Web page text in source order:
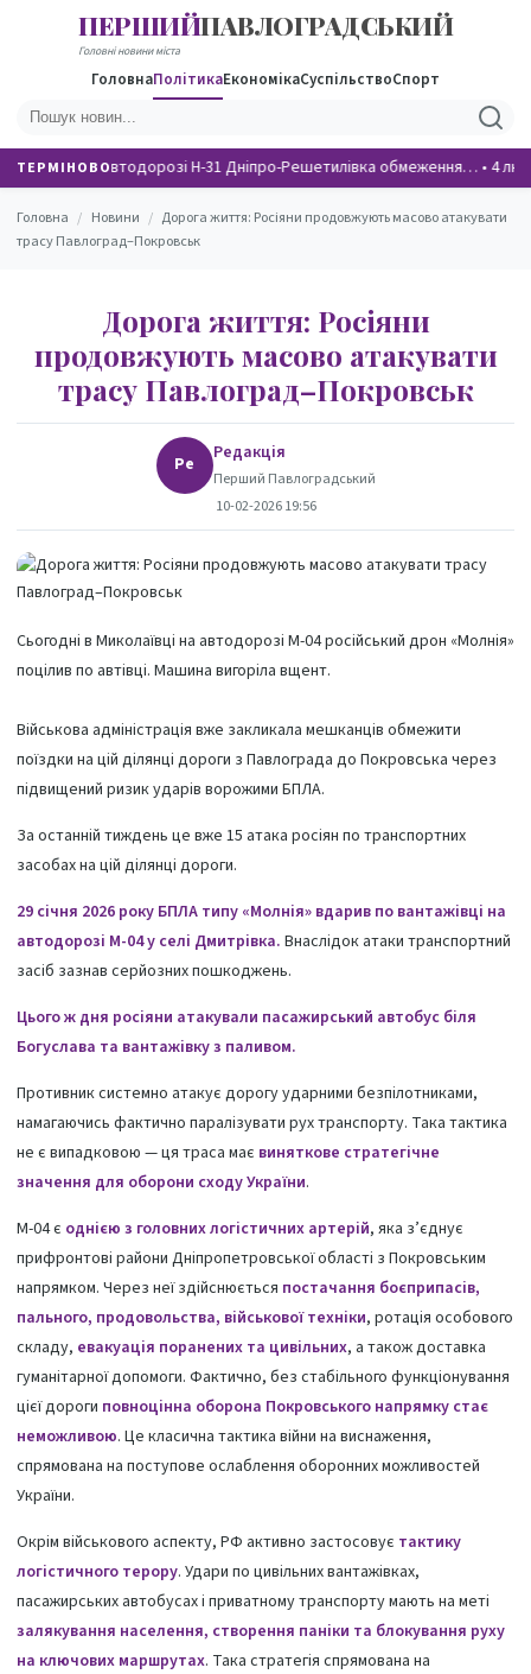
ПЕРШИЙПАВЛОГРАДСЬКИЙ
Головні новини міста
ГоловнаПолітикаЕкономікаСуспільствоСпорт
ТЕРМІНОВОНа автодорозі Н-31 Дніпро-Решетилівка обмеження… •4
Головна / Новини / Дорога життя: Росіяни продовжують масово атакувати
трасу Павлоград–Покровськ
Дорога життя: Росіяни
продовжують масово атакувати
трасу Павлоград–Покровськ
Ре Редакція
Перший Павлоградський
10-02-2026 19:56
Сьогодні в Миколаївці на автодорозі М-04 російський дрон «Молнія»
поцілив по автівці. Машина вигоріла вщент.
Військова адміністрація вже закликала мешканців обмежити
поїздки на цій ділянці дороги з Павлограда до Покровська через
підвищений ризик ударів ворожими БПЛА.
За останній тиждень це вже 15 атака росіян по транспортних
засобах на цій ділянці дороги.
29 січня 2026 року БПЛА типу «Молнія» вдарив по вантажівці на
автодорозі М-04 у селі Дмитрівка. Внаслідок атаки транспортний
засіб зазнав серйозних пошкоджень.
Цього ж дня росіяни атакували пасажирський автобус біля
Богуслава та вантажівку з паливом.
Противник системно атакує дорогу ударними безпілотниками,
намагаючись фактично паралізувати рух транспорту. Така тактика
не є випадковою — ця траса має виняткове стратегічне
значення для оборони сходу України.
М-04 є однією з головних логістичних артерій, яка з’єднує
прифронтові райони Дніпропетровської області з Покровським
напрямком. Через неї здійснюється постачання боєприпасів,
пального, продовольства, військової техніки, ротація особового
складу, евакуація поранених та цивільних, а також доставка
гуманітарної допомоги. Фактично, без стабільного функціонування
цієї дороги повноцінна оборона Покровського напрямку стає
неможливою. Це класична тактика війни на виснаження,
спрямована на поступове ослаблення оборонних можливостей
України.
Окрім військового аспекту, РФ активно застосовує тактику
логістичного терору. Удари по цивільних вантажівках,
пасажирських автобусах і приватному транспорту мають на меті
залякування населення, створення паніки та блокування руху
на ключових маршрутах. Така стратегія спрямована на